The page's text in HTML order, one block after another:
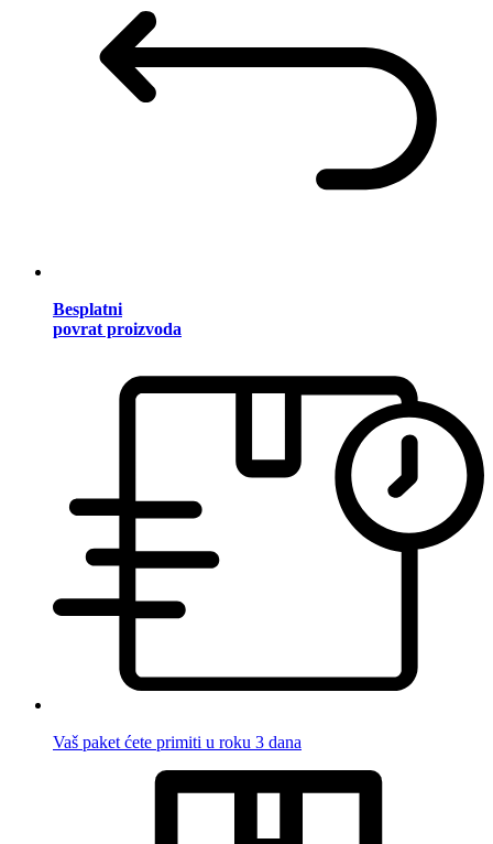
Besplatni
povrat proizvoda
Vaš paket ćete primiti u roku 3 dana